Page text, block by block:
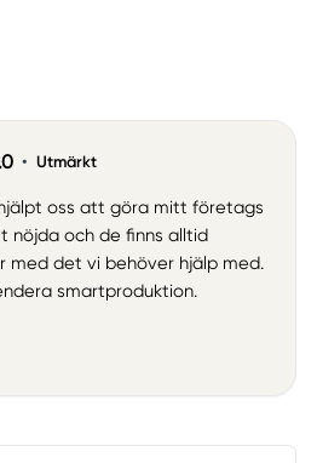
• Utmärkt
oss att göra mitt företags
nöjda och de finns alltid
med det vi behöver hjälp med.
smartproduktion.